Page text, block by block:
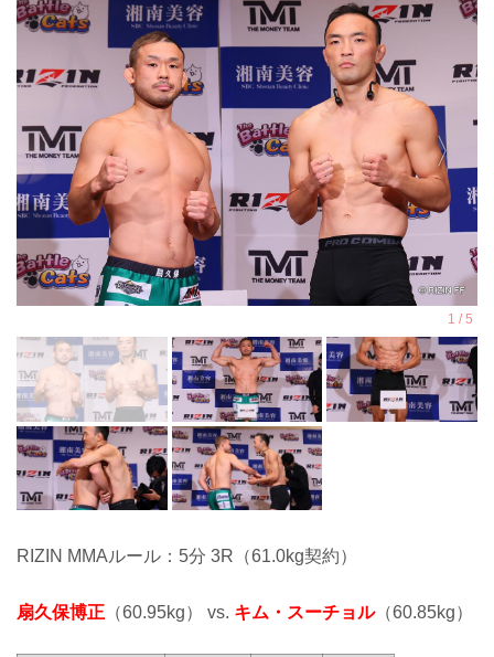
RIZIN MMAルール：5分 3R（61.0kg契約）
扇久保博正 （60.95kg） vs. キム・スーチョル（60.85kg）